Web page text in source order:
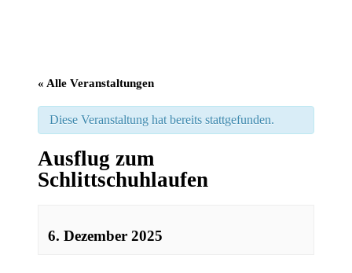
« Alle Veranstaltungen
Diese Veranstaltung hat bereits stattgefunden.
Ausflug zum
Schlittschuhlaufen
6. Dezember 2025